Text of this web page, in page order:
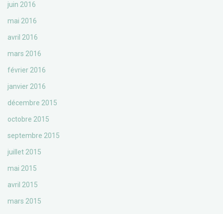
juin 2016
mai 2016
avril 2016
mars 2016
février 2016
janvier 2016
décembre 2015
octobre 2015
septembre 2015
juillet 2015
mai 2015
avril 2015
mars 2015